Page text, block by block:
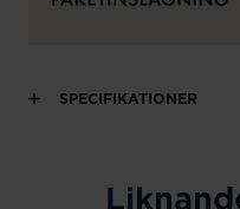
SPECIFIKATIONER